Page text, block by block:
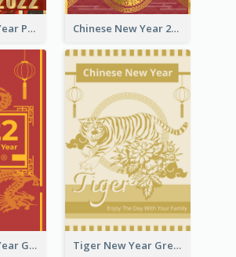
Chinese New Year Photo Greeting Card Chinese New Year 2022 Golden Greeting Card
Chinese New Year Greeting Card With Graphic Decorations Tiger New Year Greeting Card With Decorations